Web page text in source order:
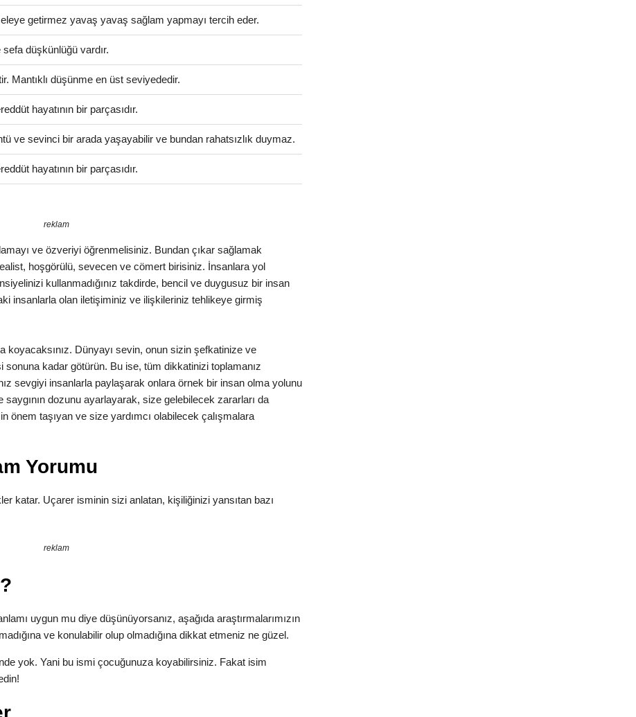
getirmez yavaş yavaş sağlam yapmayı tercih eder.
düşkünlüğü vardır.
Mantıklı düşünme en üst seviyededir.
hayatının bir parçasıdır.
ve sevinci bir arada yaşayabilir ve bundan rahatsızlık duymaz.
hayatının bir parçasıdır.
reklam
ve özveriyi öğrenmelisiniz. Bundan çıkar sağlamak
hoşgörülü, sevecen ve cömert birisiniz. İnsanlara yol
kullanmadığınız takdirde, bencil ve duygusuz bir insan
insanlarla olan iletişiminiz ve ilişkileriniz tehlikeye girmiş
koyacaksınız. Dünyayı sevin, onun sizin şefkatinize ve
sonuna kadar götürün. Bu ise, tüm dikkatinizi toplamanız
sevgiyi insanlarla paylaşarak onlara örnek bir insan olma yolunu
dozunu ayarlayarak, size gelebilecek zararları da
önem taşıyan ve size yardımcı olabilecek çalışmalara
Yorumu
katar. Uçarer isminin sizi anlatan, kişiliğinizi yansıtan bazı
reklam
uygun mu diye düşünüyorsanız, aşağıda araştırmalarımızın
ve konulabilir olup olmadığına dikkat etmeniz ne güzel.
yok. Yani bu ismi çocuğunuza koyabilirsiniz. Fakat isim